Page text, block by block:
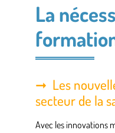
La
Les
secteur de la
Avec les innovations